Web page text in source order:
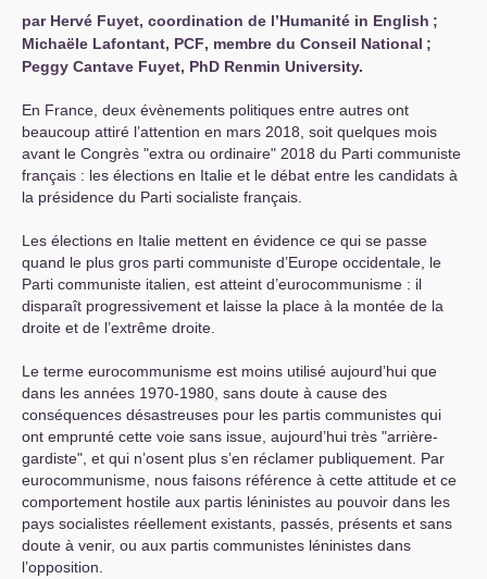
par Hervé Fuyet, coordination de l’Humanité in English ;
Michaële Lafontant, PCF, membre du Conseil National ;
Peggy Cantave Fuyet, PhD Renmin University.
En France, deux évènements politiques entre autres ont
beaucoup attiré l’attention en mars 2018, soit quelques mois
avant le Congrès "extra ou ordinaire" 2018 du Parti communiste
français : les élections en Italie et le débat entre les candidats à
la présidence du Parti socialiste français.
Les élections en Italie mettent en évidence ce qui se passe
quand le plus gros parti communiste d’Europe occidentale, le
Parti communiste italien, est atteint d’eurocommunisme : il
disparaît progressivement et laisse la place à la montée de la
droite et de l’extrême droite.
Le terme eurocommunisme est moins utilisé aujourd’hui que
dans les années 1970-1980, sans doute à cause des
conséquences désastreuses pour les partis communistes qui
ont emprunté cette voie sans issue, aujourd’hui très "arrière-
gardiste", et qui n’osent plus s’en réclamer publiquement. Par
eurocommunisme, nous faisons référence à cette attitude et ce
comportement hostile aux partis léninistes au pouvoir dans les
pays socialistes réellement existants, passés, présents et sans
doute à venir, ou aux partis communistes léninistes dans
l’opposition.